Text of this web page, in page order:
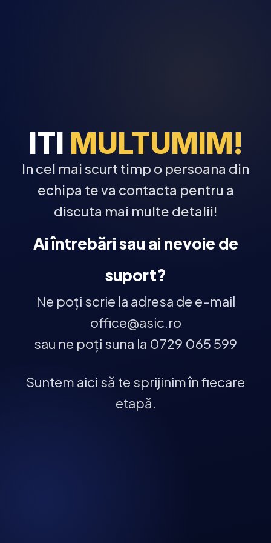
ITI MULTUMIM!
In cel mai scurt timp o persoana din
echipa te va contacta pentru a
discuta mai multe detalii!
Ai întrebări sau ai nevoie de
suport?
Ne poți scrie la adresa de e-mail
office@asic.ro
sau ne poți suna la 0729 065 599
Suntem aici să te sprijinim în fiecare
etapă.